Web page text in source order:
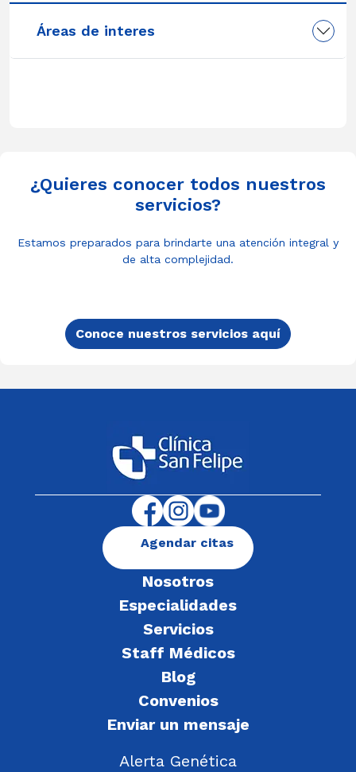
Áreas de interes
¿Quieres conocer todos nuestros
servicios?
Estamos preparados para brindarte una atención integral y
de alta complejidad.
Conoce nuestros servicios aquí
Nosotros
Especialidades
Servicios
Staff Médicos
Blog
Convenios
Enviar un mensaje
Alerta Genética
Agendar citas